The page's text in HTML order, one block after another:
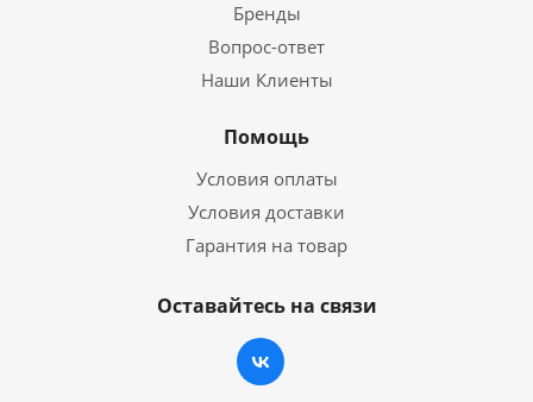
Бренды
Вопрос-ответ
Наши Клиенты
Помощь
Условия оплаты
Условия доставки
Гарантия на товар
Оставайтесь на связи